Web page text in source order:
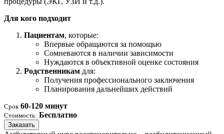
Для кого подходит
Пациентам, которые:
Впервые обращаются за помощью
Сомневаются в наличии зависимости
Нуждаются в объективной оценке состояния
Родственникам для:
Получения профессионального заключения
Планирования дальнейших действий
Срок 60-120 минут
Стоимость: Бесплатно
Заказать